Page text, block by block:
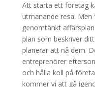
Att starta ett företag
utmanande resa.
genomtänkt
plan som beskriver
planerar att nå dem.
entreprenörer
och hålla koll på
kommer vi att gå